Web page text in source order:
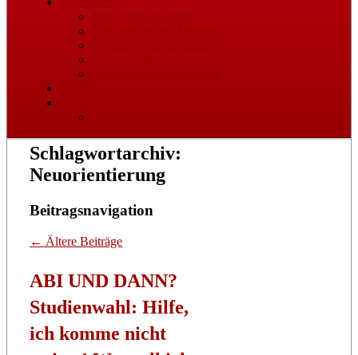
Schlagwortarchiv:
Neuorientierung
Beitragsnavigation
← Ältere Beiträge
ABI UND DANN?
Studienwahl: Hilfe,
ich komme nicht